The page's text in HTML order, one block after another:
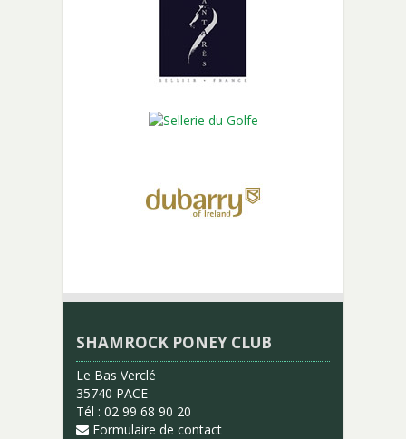
SHAMROCK PONEY CLUB
Le Bas Verclé
35740 PACE
Tél : 02 99 68 90 20
Formulaire de contact